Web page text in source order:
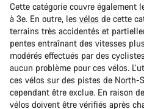
Cette catégorie couvre également
à 3e. En outre, les vélos de cette
terrains très accidentés et
pentes entraînant des vitesses
modérés effectués par des
aucun problème pour ces vélos.
ces vélos sur des pistes de North-
cependant être exclue. En raison
vélos doivent être vérifiés après